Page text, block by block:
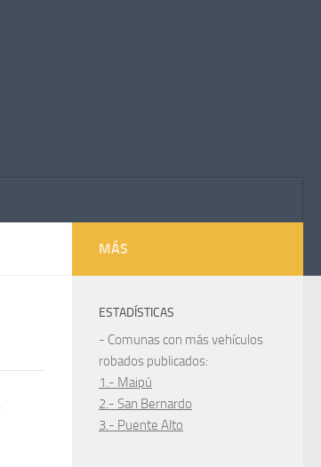
MÁS
ESTADÍSTICAS
- Comunas con más vehículos
robados publicados:
1.- Maipú
2.- San Bernardo
3.- Puente Alto